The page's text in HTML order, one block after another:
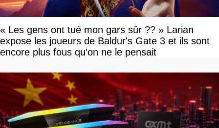
« Les gens ont tué mon gars sûr ?? » Larian
expose les joueurs de Baldur's Gate 3 et ils sont
encore plus fous qu'on ne le pensait